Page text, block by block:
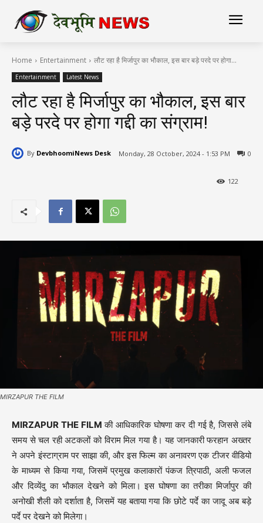
Home Entertainment लौट रहा है मिर्जापुर का भौकाल, इस बार बड़े परदे पर होगा...
Entertainment Latest News
लौट रहा है मिर्जापुर का भौकाल, इस बार
बड़े परदे पर होगा गद्दी का संग्राम!
By DevbhoomiNews Desk Monday, 28 October, 2024 - 1:53 PM 0
122
MIRZAPUR THE FILM
MIRZAPUR THE FILM की आधिकारिक घोषणा कर दी गई है, जिससे लंबे
समय से चल रही अटकलों को विराम मिल गया है। यह जानकारी फरहान अख्तर
ने अपने इंस्टाग्राम पर साझा की, और इस फिल्म का अनावरण एक टीजर वीडियो
के माध्यम से किया गया, जिसमें प्रमुख कलाकारों पंकज त्रिपाठी, अली फजल
और दिव्येंदु का भौकाल देखने को मिला। इस घोषणा का तरीका मिर्जापुर की
अनोखी शैली को दर्शाता है, जिसमें यह बताया गया कि छोटे पर्दे का जादू अब बड़े
पर्दे पर देखने को मिलेगा।